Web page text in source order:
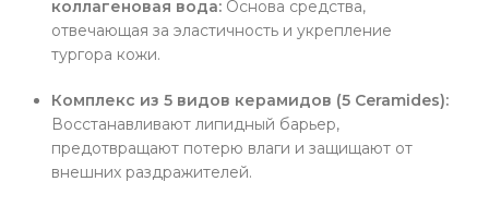
коллагеновая вода: Основа средства,
отвечающая за эластичность и укрепление
тургора кожи.
Комплекс из 5 видов керамидов (5 Ceramides):
Восстанавливают липидный барьер,
предотвращают потерю влаги и защищают от
внешних раздражителей.